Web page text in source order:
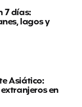
7 días:
lagos y
Asiático:
en